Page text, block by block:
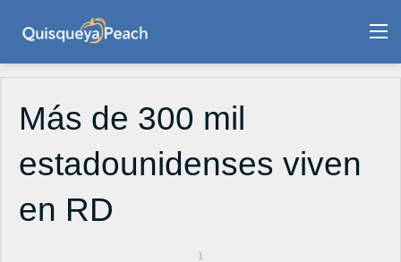
Más de 300 mil
estadounidenses viven
en RD
1